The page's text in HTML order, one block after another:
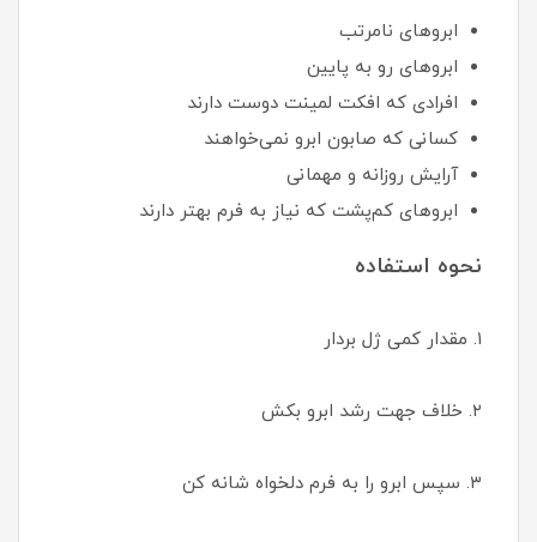
ابروهای نامرتب
ابروهای رو به پایین
افرادی که افکت لمینت دوست دارند
کسانی که صابون ابرو نمی‌خواهند
آرایش روزانه و مهمانی
ابروهای کم‌پشت که نیاز به فرم بهتر دارند
نحوه استفاده
۱. مقدار کمی ژل بردار
۲. خلاف جهت رشد ابرو بکش
۳. سپس ابرو را به فرم دلخواه شانه کن